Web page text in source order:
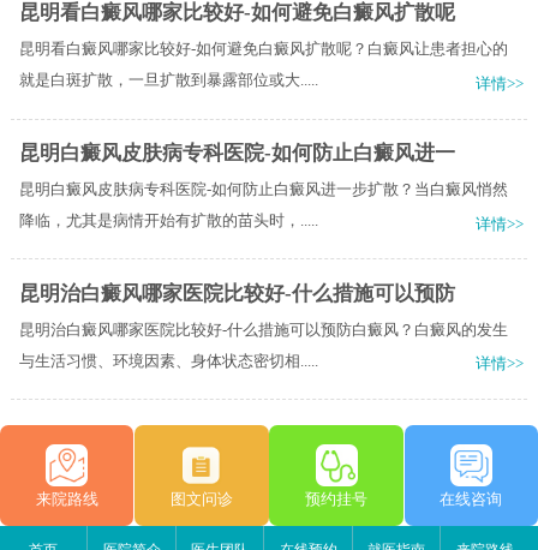
昆明看白癜风哪家比较好-如何避免白癜风扩散呢
昆明看白癜风哪家比较好-如何避免白癜风扩散呢？白癜风让患者担心的
就是白斑扩散，一旦扩散到暴露部位或大.....
详情>>
昆明白癜风皮肤病专科医院-如何防止白癜风进一
昆明白癜风皮肤病专科医院-如何防止白癜风进一步扩散？当白癜风悄然
降临，尤其是病情开始有扩散的苗头时，.....
详情>>
昆明治白癜风哪家医院比较好-什么措施可以预防
昆明治白癜风哪家医院比较好-什么措施可以预防白癜风？白癜风的发生
与生活习惯、环境因素、身体状态密切相.....
详情>>
来院路线 图文问诊 预约挂号 在线咨询